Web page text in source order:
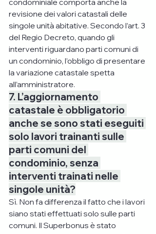
condominiale comporta anche la
revisione dei valori catastali delle
singole unità abitative. Secondo l’art. 3
del Regio Decreto, quando gli
interventi riguardano parti comuni di
un condominio, l’obbligo di presentare
la variazione catastale spetta
all’amministratore.
7. L’aggiornamento
catastale è obbligatorio
anche se sono stati eseguiti
solo lavori trainanti sulle
parti comuni del
condominio, senza
interventi trainati nelle
singole unità?
Sì. Non fa differenza il fatto che i lavori
siano stati effettuati solo sulle parti
comuni. Il Superbonus è stato